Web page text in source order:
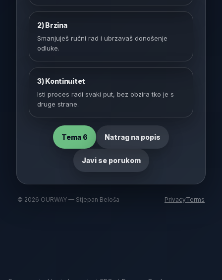
2) Brzina
Smanjuješ ručni rad i ubrzavaš donošenje
odluke.
3) Kontinuitet
Isti proces radi svaki put, bez obzira tko je s
druge strane.
Tema 6 Natrag na popis
Javi se porukom
© 2026 OURWAY — Stjepan Beloša PrivacyTerms